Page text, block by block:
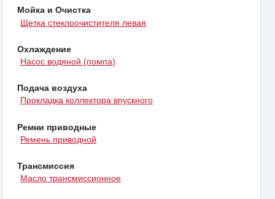
Мойка и Очистка
Щетка стеклоочистителя левая
Охлаждение
Насос водяной (помпа)
Подача воздуха
Прокладка коллектора впускного
Ремни приводные
Ремень приводной
Трансмиссия
Масло трансмиссионное